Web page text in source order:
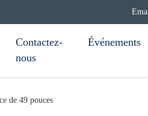
Contactez-
nous
Événements
de 49 pouces